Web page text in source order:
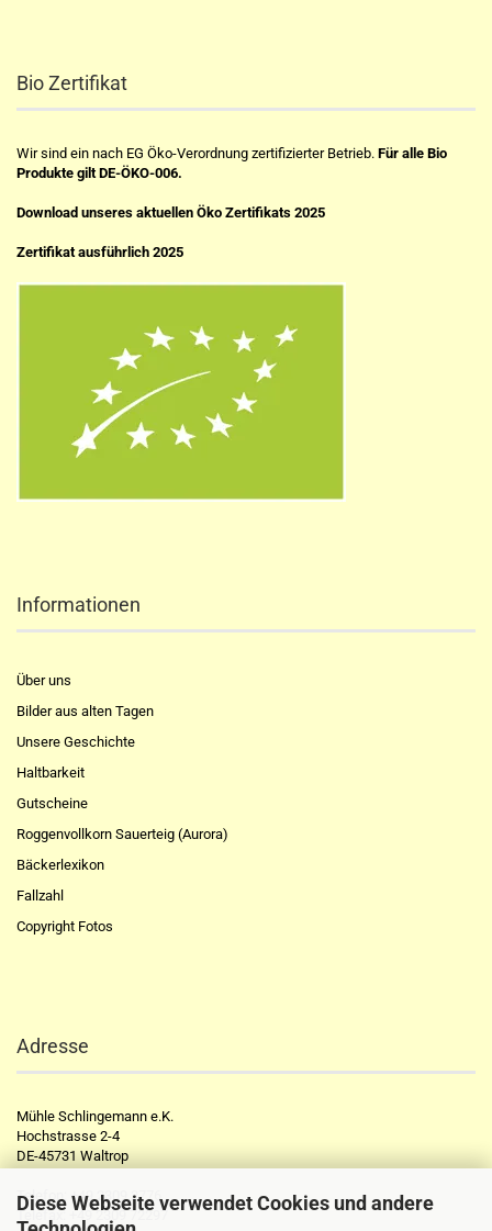
Diese Webseite verwendet Cookies und andere
Bio Zertifikat
Wir sind ein nach EG Öko-Verordnung zertifizierter Betrieb. Für alle Bio
Produkte gilt DE-ÖKO-006.
Download unseres aktuellen Öko Zertifikats 2025
Zertifikat ausführlich 2025
Informationen
Über uns
Bilder aus alten Tagen
Unsere Geschichte
Haltbarkeit
Gutscheine
Roggenvollkorn Sauerteig (Aurora)
Bäckerlexikon
Fallzahl
Copyright Fotos
Adresse
Mühle Schlingemann e.K.
Hochstrasse 2-4
DE-45731 Waltrop
Telefon: +49 2309 2776
Telefax: +49 2309 72297